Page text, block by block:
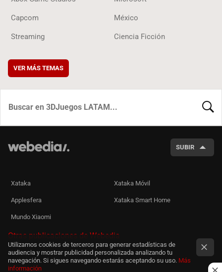
Capcom México
Streaming Ciencia Ficción
VER MÁS TEMAS
SUBIR
Xataka Xataka Móvil
Applesfera Xataka Smart Home
Mundo Xiaomi
Otras publicaciones de Webedia
Utilizamos cookies de terceros para generar estadísticas de
audiencia y mostrar publicidad personalizada analizando tu
navegación. Si sigues navegando estarás aceptando su uso. Más
información